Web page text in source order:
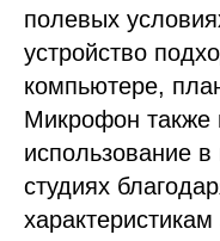
полевых
устройство
компьютере,
Микрофон также
использование
студиях
характеристикам